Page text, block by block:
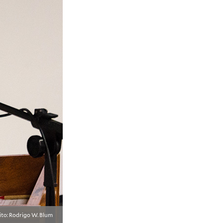
Rodrigo W. Blum